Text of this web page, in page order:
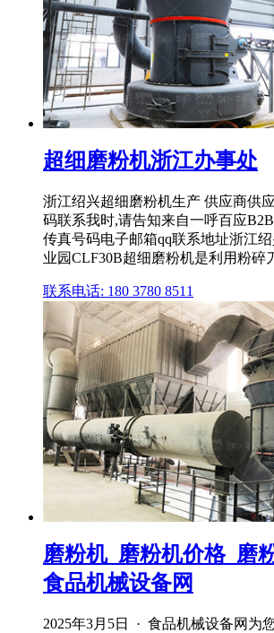
超细磨粉机浙江办事处
浙江绍兴超细磨粉机生产 供应商供
码联系我时,请告知来自一呼百应
传真号码电子邮箱qq联系地址浙江
业园CLF30B超细磨粉机是利用粉碎
联系电话: 180 3780 8511
磨粉机_磨粉机价格_磨
食品机械设备网
2025年3月5日 · 食品机械设备网为